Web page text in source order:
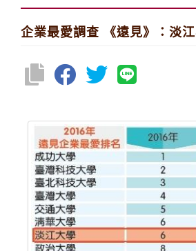
企業最愛調查 《遠見》：淡